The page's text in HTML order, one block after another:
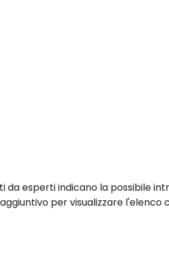
esperti indicano la possibile
per visualizzare l'elenco